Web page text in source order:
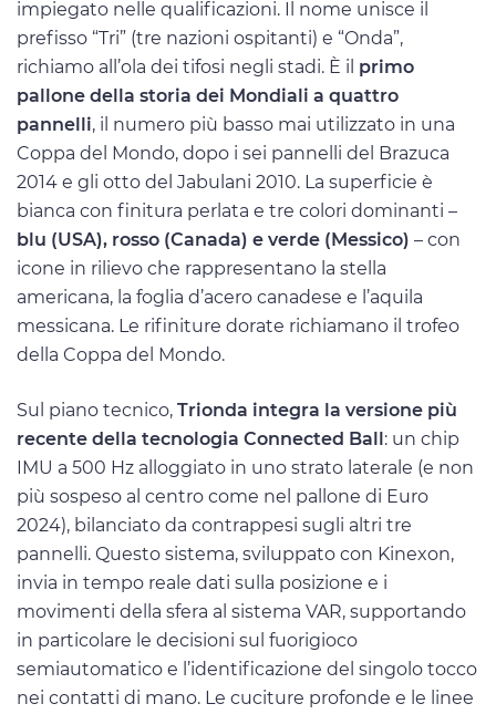
impiegato nelle qualificazioni. Il nome unisce il
prefisso “Tri” (tre nazioni ospitanti) e “Onda”,
richiamo all’ola dei tifosi negli stadi. È il primo
pallone della storia dei Mondiali a quattro
pannelli, il numero più basso mai utilizzato in una
Coppa del Mondo, dopo i sei pannelli del Brazuca
2014 e gli otto del Jabulani 2010. La superficie è
bianca con finitura perlata e tre colori dominanti –
blu (USA), rosso (Canada) e verde (Messico) – con
icone in rilievo che rappresentano la stella
americana, la foglia d’acero canadese e l’aquila
messicana. Le rifiniture dorate richiamano il trofeo
della Coppa del Mondo.
Sul piano tecnico, Trionda integra la versione più
recente della tecnologia Connected Ball: un chip
IMU a 500 Hz alloggiato in uno strato laterale (e non
più sospeso al centro come nel pallone di Euro
2024), bilanciato da contrappesi sugli altri tre
pannelli. Questo sistema, sviluppato con Kinexon,
invia in tempo reale dati sulla posizione e i
movimenti della sfera al sistema VAR, supportando
in particolare le decisioni sul fuorigioco
semiautomatico e l’identificazione del singolo tocco
nei contatti di mano. Le cuciture profonde e le linee